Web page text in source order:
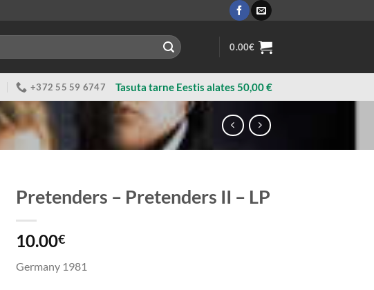
0.00€
+372 55 59 6747 Tasuta tarne Eestis alates 50,00 €
Pretenders ‎– Pretenders II – LP
10.00€
Germany 1981